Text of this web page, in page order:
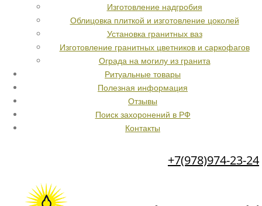
Изготовление надгробия
Облицовка плиткой и изготовление цоколей
Установка гранитных ваз
Изготовление гранитных цветников и саркофагов
Ограда на могилу из гранита
Ритуальные товары
Полезная информация
Отзывы
Поиск захоронений в РФ
Контакты
+7(978)974-23-24